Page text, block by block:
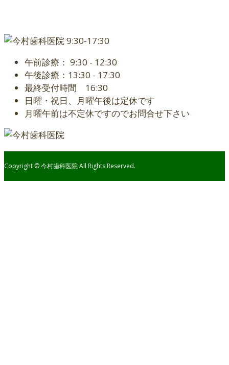
午前診療： 9:30 - 12:30
午後診療：13:30 - 17:30
最終受付時間 16:30
日曜・祝日、月曜午後は定休です
月曜午前は不定休ですのでお問合せ下さい
Copyright © 今村歯科医院 All Rights Reserved.